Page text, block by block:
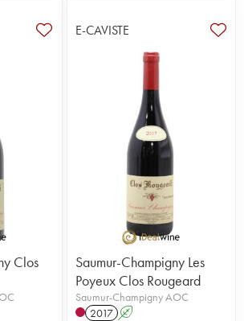
Clos
E-CAVISTE
Saumur-Champigny Les
Poyeux Clos Rougeard
Saumur-Champigny AOC
2017 A